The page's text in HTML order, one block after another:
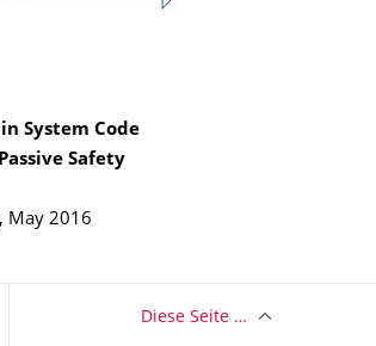
System Code
Safety
May 2016
Diese Seite …